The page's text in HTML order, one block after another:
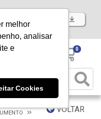
melhor
analisar
e
Cookies
Baixe já nosso APP
0
VOLTAR